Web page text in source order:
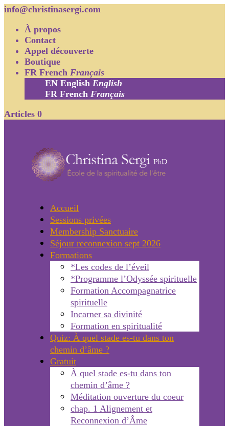
info@christinasergi.com
À propos
Contact
Appel découverte
Boutique
FR French Français
EN English English
FR French Français
Articles 0
Accueil
Sessions privées
Membership Sanctuaire
Séjour reconnexion sept 2026
Formations
*Les codes de l’éveil
*Programme l’Odyssée spirituelle
Formation Accompagnatrice
spirituelle
Incarner sa divinité
Formation en spiritualité
Quiz: À quel stade es-tu dans ton
chemin d’âme ?
Gratuit
À quel stade es-tu dans ton
chemin d’âme ?
Méditation ouverture du coeur
chap. 1 Alignement et
Reconnexion d’Âme